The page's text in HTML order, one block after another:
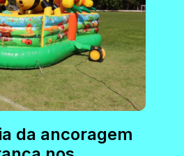
da ancoragem